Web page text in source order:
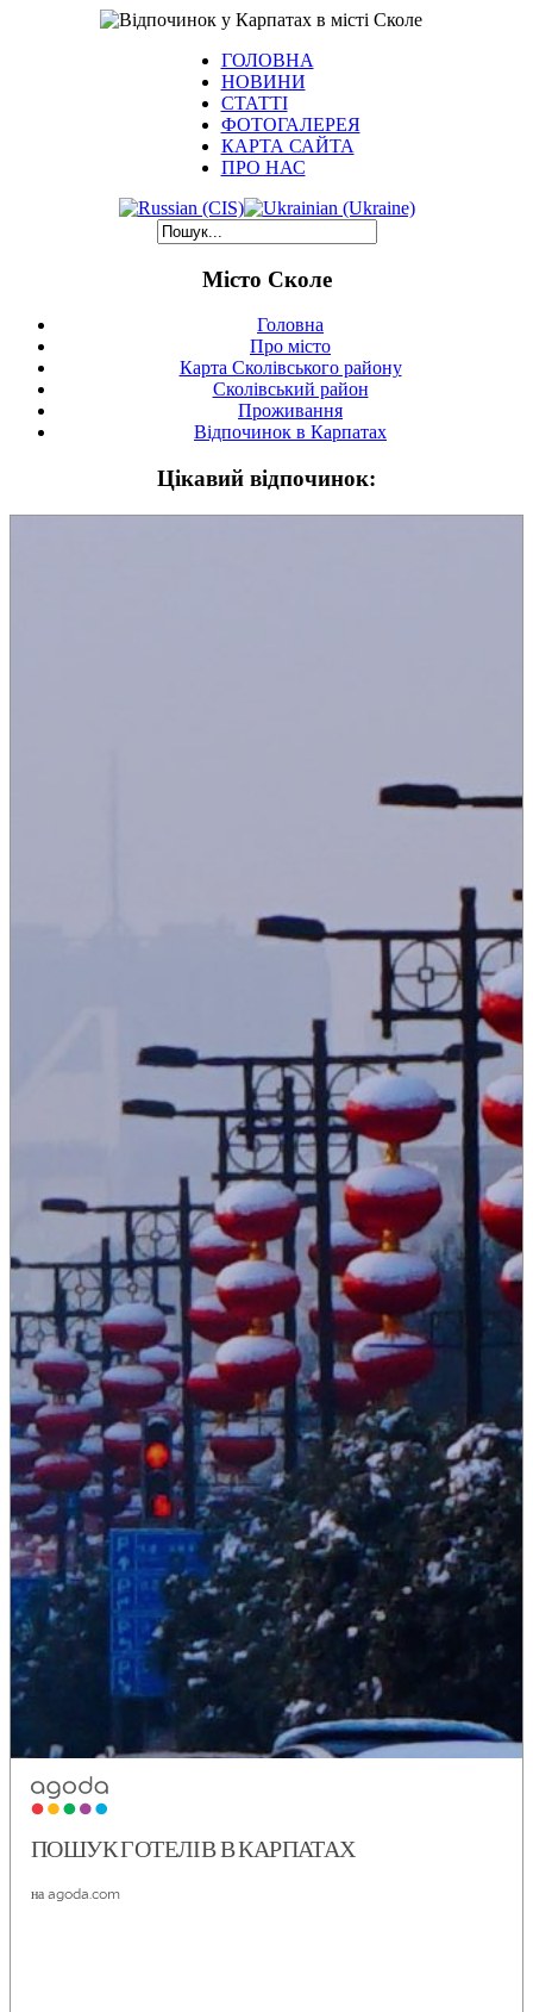
ГОЛОВНА
НОВИНИ
СТАТТІ
ФОТОГАЛЕРЕЯ
КАРТА САЙТА
ПРО НАС
Місто Сколе
Головна
Про місто
Карта Сколівського району
Сколівський район
Проживання
Відпочинок в Карпатах
Цікавий відпочинок: